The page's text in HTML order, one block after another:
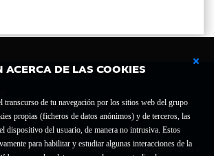
ACERCA DE LAS COOKIES
transcurso de tu navegación por los sitios web del grupo
propias (ficheros de datos anónimos) y de terceros, las
dispositivo del usuario, de manera no intrusiva. Estos
para habilitar y estudiar algunas interacciones de la
C.I.F. G-50000652.
del Mº de Educación, Cultura y Deporte con el nº